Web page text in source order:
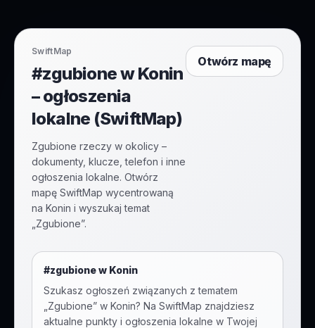
SwiftMap
#zgubione w Konin
– ogłoszenia
lokalne (SwiftMap)
Zgubione rzeczy w okolicy –
dokumenty, klucze, telefon i inne
ogłoszenia lokalne. Otwórz
mapę SwiftMap wycentrowaną
na Konin i wyszukaj temat
„Zgubione”.
Otwórz mapę
#zgubionew Konin
Szukasz ogłoszeń związanych z tematem
Zgubione” w Konin? Na SwiftMap znajdziesz
aktualne punkty i ogłoszenia lokalne w Twojej